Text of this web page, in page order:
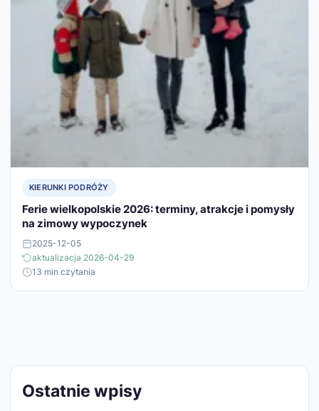
KIERUNKI PODRÓŻY
Ferie wielkopolskie 2026: terminy, atrakcje i pomysły
na zimowy wypoczynek
2025-12-05
aktualizacja 2026-04-29
13 min czytania
Ostatnie wpisy